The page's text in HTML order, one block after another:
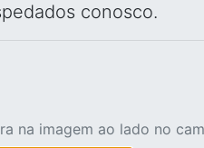
conosco.
na imagem ao lado no